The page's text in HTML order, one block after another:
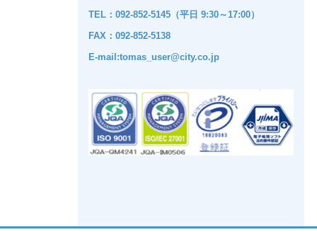
TEL：092-852-5145（平日 9:30～17:00）
FAX：092-852-5138
E-mail:tomas_user@city.co.jp